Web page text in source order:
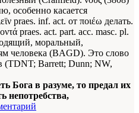
особенно касается
praes. inf. act. от ποιέω делать.
praes. act. part. асс. masc. pl.
моральный,
человека (BAGD). Это слово
Barrett; Dunn; NW,
Бога в разуме, то предал их
непотребства,